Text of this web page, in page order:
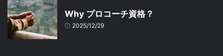
Why プロコーチ資格？
2025/12/29